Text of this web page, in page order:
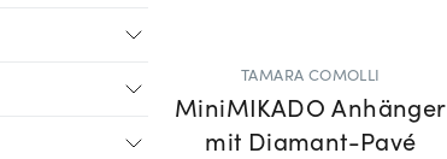
TAMARA COMOLLI
MiniMIKADO Anhänger
mit Diamant-Pavé